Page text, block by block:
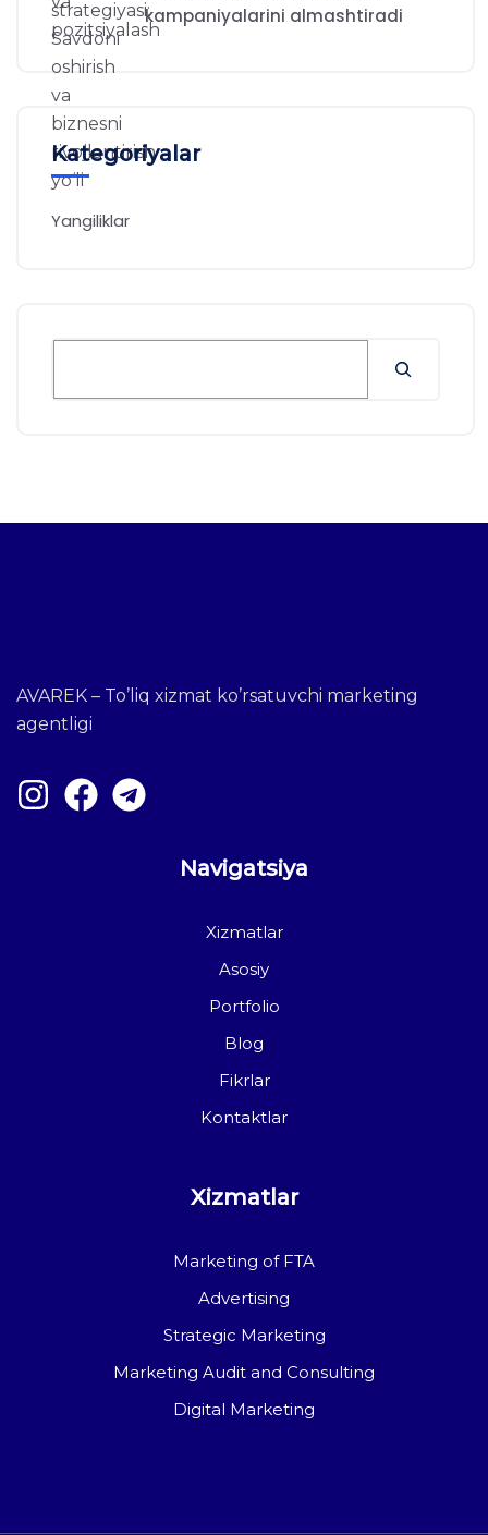
kampaniyalarini almashtiradi
Kategoriyalar
Yangiliklar
AVAREK – To’liq xizmat ko’rsatuvchi marketing
agentligi
Navigatsiya
Xizmatlar
Asosiy
Portfolio
Blog
Fikrlar
Kontaktlar
Xizmatlar
Marketing of FTA
Advertising
Strategic Marketing
Marketing Audit and Consulting
Digital Marketing